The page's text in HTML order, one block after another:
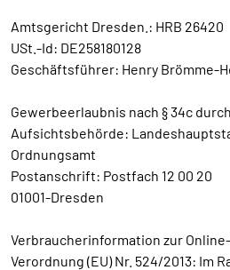
Amtsgericht Dresden.: HRB 26420
USt.-Id: DE258180128
Geschäftsführer: Henry Brömme-
Gewerbeerlaubnis nach § 34c durch
Aufsichtsbehörde:
Ordnungsamt
Postanschrift: Postfach 12 00 20
01001-Dresden
Verbraucherinformation zur
Verordnung (EU) Nr. 524/2013: Im